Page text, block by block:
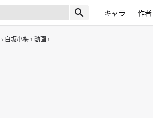
search キャラ 作者
白坂小梅 動画